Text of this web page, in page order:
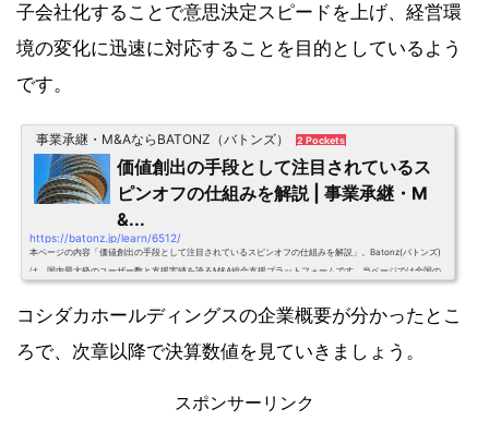
子会社化することで意思決定スピードを上げ、経営環
境の変化に迅速に対応することを目的としているよう
です。
事業承継・M&AならBATONZ（バトンズ） 2 Pockets
価値創出の手段として注目されているス
ピンオフの仕組みを解説 | 事業承継・M
&...
https://batonz.jp/learn/6512/
本ページの内容「価値創出の手段として注目されているスピンオフの仕組みを解説」。Batonz(バトンズ)
は、国内最大級のユーザー数と支援実績を誇るM&A総合支援プラットフォームです。当ページでは全国の
コシダカホールディングスの企業概要が分かったとこ
ろで、次章以降で決算数値を見ていきましょう。
スポンサーリンク